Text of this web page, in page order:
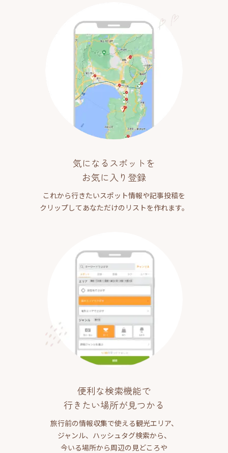
気になるスポットを
お気に入り登録
これから行きたいスポット情報や記事投稿を
クリップしてあなただけのリストを作れます。
便利な検索機能で
行きたい場所が見つかる
旅行前の情報収集で使える観光エリア、
ジャンル、ハッシュタグ検索から、
今いる場所から周辺の見どころや